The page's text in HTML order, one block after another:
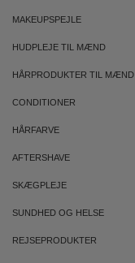
MAKEUPSPEJLE
HUDPLEJE TIL MÆND
HÅRPRODUKTER TIL MÆND
CONDITIONER
HÅRFARVE
AFTERSHAVE
SKÆGPLEJE
SUNDHED OG HELSE
REJSEPRODUKTER